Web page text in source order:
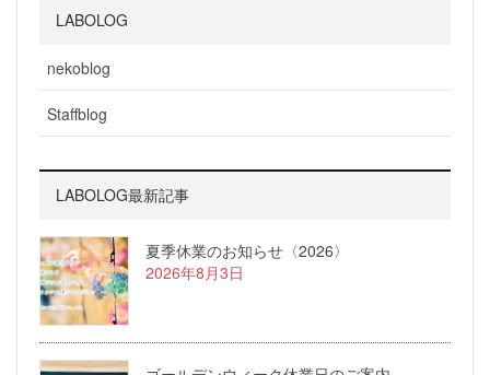
LABOLOG
nekoblog
Staffblog
LABOLOG最新記事
夏季休業のお知らせ〈2026〉
2026年8月3日